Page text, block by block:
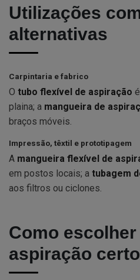
Utilizações
alternativas
Carpintaria e fabrico
O tubo flexível de aspiração
plaina; a mangueira de
braços móveis.
Impressão, têxtil e prototipagem
A mangueira flexível de
em postos locais; a tubagem
aos filtros ou ciclones.
Como
aspiração certo